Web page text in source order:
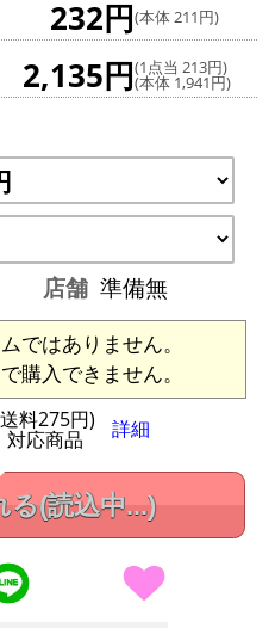
232円(本体 211円)
2,135円(1点当 213円)
(本体 1,941円)
店舗 準備無
ではありません。
購入できません。
料275円)
対応商品 詳細
る(読込中...)